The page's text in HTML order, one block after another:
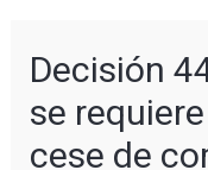
Decisión
se
cese de